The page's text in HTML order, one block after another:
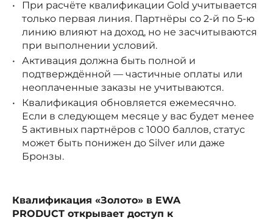
При расчёте квалификации Gold учитывается
только первая линия. Партнёры со 2-й по 5-ю
линию влияют на доход, но не засчитываются
при выполнении условий.
Активация должна быть полной и
подтверждённой — частичные оплаты или
неоплаченные заказы не учитываются.
Квалификация обновляется ежемесячно.
Если в следующем месяце у вас будет менее
5 активных партнёров с 1000 баллов, статус
может быть понижен до Silver или даже
Бронзы.
Квалификация «Золото» в EWA
PRODUCT открывает доступ к